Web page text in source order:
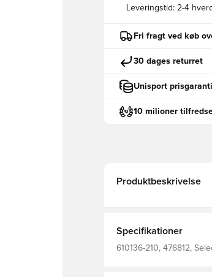
Leveringstid: 2-4
Fri fragt ved køb
30 dages returret
Unisport prisgaranti
10 milioner
Produktbeskrivelse
Specifikationer
610136-210, 476812,